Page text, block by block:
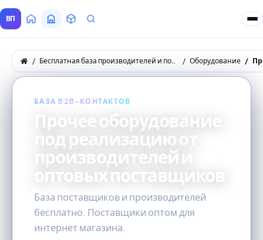
ВП ГлавнаяВсе Поставщики
ТоварыЗапросы покупателей
Бесплатная база производителей и поставщиков товаров оптом Оборудование
БАЗА B2B-КОНТАКТОВ
Прочее оборудование
под реализацию от
производителей и
оптовых поставщиков
База поставщиков и производителей
бесплатно. Поставщики оптом для
интернет магазина.